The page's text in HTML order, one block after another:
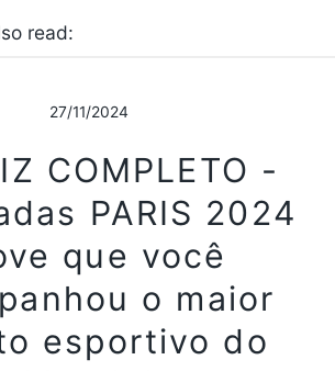
read:
27/11/2024
COMPLETO -
PARIS 2024
que você
o maior
esportivo do